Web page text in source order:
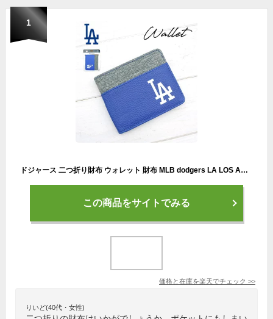
1
ドジャース 二つ折り財布 ウォレット 財布 MLB dodgers LA LOS ANGELES ロサンゼルス ドジャース グッズ ロゴ コンパクト ブルー グレー プレゼント シンプル フェイクレザー おしゃれ メジャーリーグ ベースボール 野球 大谷翔平 ローライダー アメリカ 雑貨
この商品をサイトでみる
価格と在庫を楽天でチェック >>
りいど(40代・女性)